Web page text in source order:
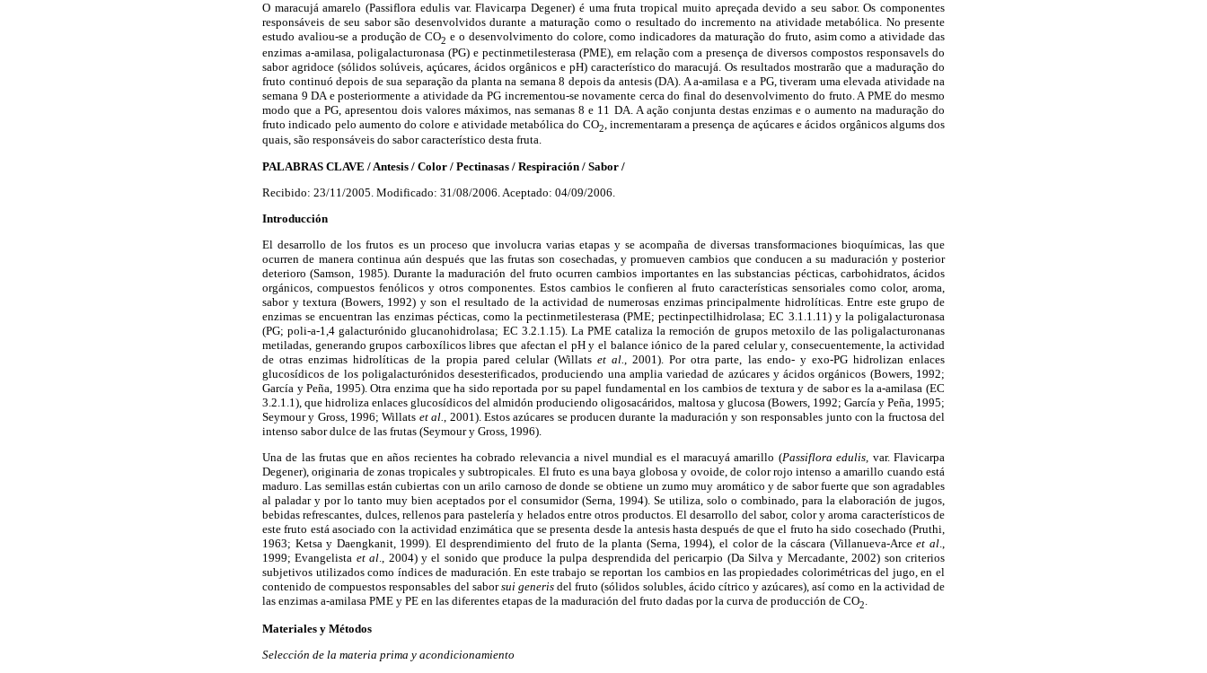
O maracujá amarelo (Passiflora edulis var. Flavicarpa Degener) é uma fruta tropical muito apreçada devido a seu sabor. Os componentes
responsáveis de seu sabor são desenvolvidos durante a maturação como o resultado do incremento na atividade metabólica. No presente
estudo avaliou-se a produção de CO2 e o desenvolvimento do colore, como indicadores da maturação do fruto, asim como a atividade das
enzimas a-amilasa, poligalacturonasa (PG) e pectinmetilesterasa (PME), em relação com a presença de diversos compostos responsavels do
sabor agridoce (sólidos solúveis, açúcares, ácidos orgânicos e pH) característico do maracujá. Os resultados mostrarão que a maduração do
fruto continuó depois de sua separação da planta na semana 8 depois da antesis (DA). A a-amilasa e a PG, tiveram uma elevada atividade na
semana 9 DA e posteriormente a atividade da PG incrementou-se novamente cerca do final do desenvolvimento do fruto. A PME do mesmo
modo que a PG, apresentou dois valores máximos, nas semanas 8 e 11 DA. A ação conjunta destas enzimas e o aumento na maduração do
fruto indicado pelo aumento do colore e atividade metabólica do CO2 , incrementaram a presença de açúcares e ácidos orgânicos algums dos
quais, são responsáveis do sabor característico desta fruta.
PALABRAS CLAVE / Antesis / Color / Pectinasas / Respiración / Sabor /
Recibido: 23/11/2005. Modificado: 31/08/2006. Aceptado: 04/09/2006.
Introducción
El desarrollo de los frutos es un proceso que involucra varias etapas y se acompaña de diversas transformaciones bioquímicas, las que
ocurren de manera continua aún después que las frutas son cosechadas, y promueven cambios que conducen a su maduración y posterior
deterioro (Samson, 1985). Durante la maduración del fruto ocurren cambios importantes en las substancias pécticas, carbohidratos, ácidos
orgánicos, compuestos fenólicos y otros componentes. Estos cambios le confieren al fruto características sensoriales como color, aroma,
sabor y textura (Bowers, 1992) y son el resultado de la actividad de numerosas enzimas principalmente hidrolíticas. Entre este grupo de
enzimas se encuentran las enzimas pécticas, como la pectinmetilesterasa (PME; pectinpectilhidrolasa; EC 3.1.1.11) y la poligalacturonasa
(PG; poli-a-1,4 galacturónido glucanohidrolasa; EC 3.2.1.15). La PME cataliza la remoción de grupos metoxilo de las poligalacturonanas
metiladas, generando grupos carboxílicos libres que afectan el pH y el balance iónico de la pared celular y, consecuentemente, la actividad
de otras enzimas hidrolíticas de la propia pared celular (Willats et al., 2001). Por otra parte, las endo- y exo-PG hidrolizan enlaces
glucosídicos de los poligalacturónidos desesterificados, produciendo una amplia variedad de azúcares y ácidos orgánicos (Bowers, 1992;
García y Peña, 1995). Otra enzima que ha sido reportada por su papel fundamental en los cambios de textura y de sabor es laa-amilasa (EC
3.2.1.1), que hidroliza enlaces glucosídicos del almidón produciendo oligosacáridos, maltosa y glucosa (Bowers, 1992; García y Peña, 1995;
Seymour y Gross, 1996; Willats et al., 2001). Estos azúcares se producen durante la maduración y son responsables junto con la fructosa del
intenso sabor dulce de las frutas (Seymour y Gross, 1996).
Una de las frutas que en años recientes ha cobrado relevancia a nivel mundial es el maracuyá amarillo (Passiflora edulis, var. Flavicarpa
Degener), originaria de zonas tropicales y subtropicales. El fruto es una baya globosa y ovoide, de color rojo intenso a amarillo cuando está
maduro. Las semillas están cubiertas con un arilo carnoso de donde se obtiene un zumo muy aromático y de sabor fuerte que son agradables
al paladar y por lo tanto muy bien aceptados por el consumidor (Serna, 1994). Se utiliza, solo o combinado, para la elaboración de jugos,
bebidas refrescantes, dulces, rellenos para pastelería y helados entre otros productos. El desarrollo del sabor, color y aroma característicos de
este fruto está asociado con la actividad enzimática que se presenta desde la antesis hasta después de que el fruto ha sido cosechado (Pruthi,
1963; Ketsa y Daengkanit, 1999). El desprendimiento del fruto de la planta (Serna, 1994), el color de la cáscara (Villanueva-Arceet al.,
1999; Evangelista et al., 2004) y el sonido que produce la pulpa desprendida del pericarpio (Da Silva y Mercadante, 2002) son criterios
subjetivos utilizados como índices de maduración. En este trabajo se reportan los cambios en las propiedades colorimétricas del jugo, en el
contenido de compuestos responsables del saborsui generis del fruto (sólidos solubles, ácido cítrico y azúcares), así como en la actividad de
las enzimas a-amilasa PME y PE en las diferentes etapas de la maduración del fruto dadas por la curva de producción de CO2.
Materiales y Métodos
Selección de la materia prima y acondicionamiento